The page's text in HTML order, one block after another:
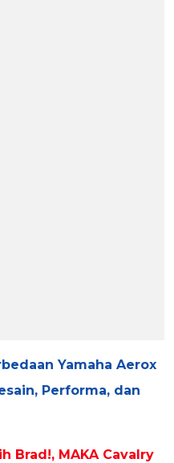
Yamaha Aerox
Performa, dan
Brad!, MAKA Cavalry